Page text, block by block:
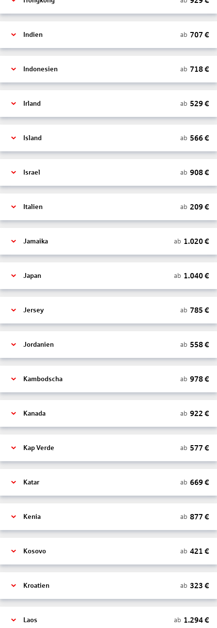
Indien ab 707 €
Indonesien ab 718€
Irland ab 529€
Island ab 566€
Israel ab 908€
Italien ab 209€
Jamaika ab 1.020€
Japan ab 1.040€
Jersey ab 785 €
Jordanien ab 558€
Kambodscha ab 978€
Kanada ab 922 €
Kap Verde ab 577 €
Katar ab 669€
Kenia ab 877 €
Kosovo ab 421 €
Kroatien ab 323 €
Laos ab 1.294€